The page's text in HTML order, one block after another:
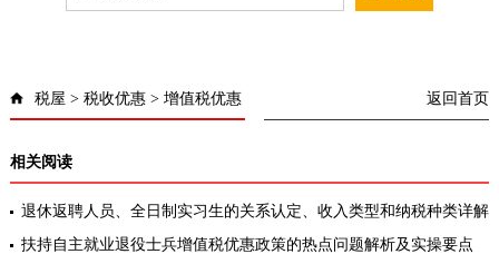
税屋 > 税收优惠> 增值税优惠 返回首页
相关阅读
退休返聘人员、全日制实习生的关系认定、收入类型和纳税种类详解
扶持自主就业退役士兵增值税优惠政策的热点问题解析及实操要点